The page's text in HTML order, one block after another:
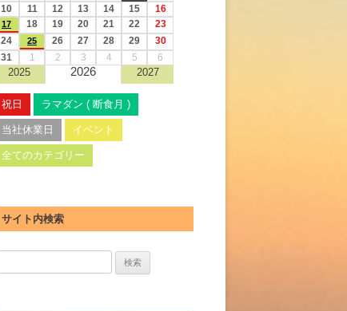
10
11 12 13 14 15 16
17 18 19 20 21 22
23
24
25 26 27 28 29
30
31
1 2 3 4 5 6
2025 2026 2027
祝日 ラマダン ( 断食月 )
当社休業日 イベント
全てのカテゴリー
サイト内検索